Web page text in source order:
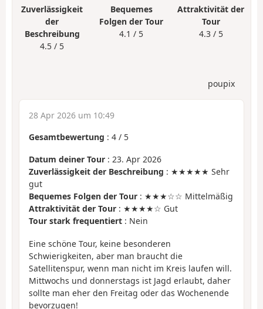
Zuverlässigkeit
der
Beschreibung
4.5 / 5
Bequemes
Folgen der Tour
4.1 / 5
Attraktivität der
Tour
4.3 / 5
poupix
28 Apr 2026 um 10:49
Gesamtbewertung : 4 / 5
Datum deiner Tour : 23. Apr 2026
Zuverlässigkeit der Beschreibung : ★★★★★ Sehr
gut
Bequemes Folgen der Tour : ★★★☆☆ Mittelmäßig
Attraktivität der Tour : ★★★★☆ Gut
Tour stark frequentiert : Nein
Eine schöne Tour, keine besonderen
Schwierigkeiten, aber man braucht die
Satellitenspur, wenn man nicht im Kreis laufen will.
Mittwochs und donnerstags ist Jagd erlaubt, daher
sollte man eher den Freitag oder das Wochenende
bevorzugen!